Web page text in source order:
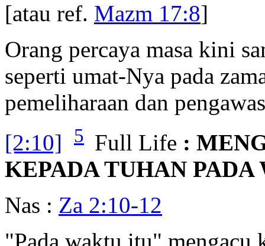
[atau ref. Mazm 17:8]
Orang percaya masa kini
seperti umat-Nya pada
pemeliharaan dan
[2:10]
5 Full Life :
KEPADA TUHAN
Nas : Za 2:10-12